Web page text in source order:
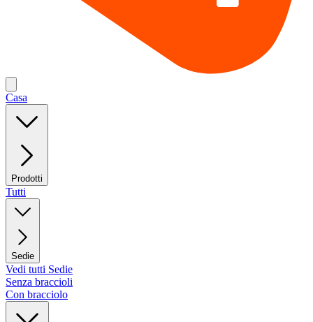
Casa
Prodotti
Tutti
Sedie
Vedi tutti Sedie
Senza braccioli
Con bracciolo